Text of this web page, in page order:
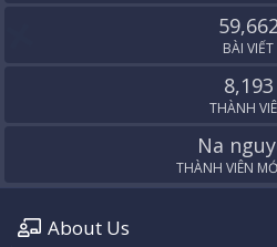
59,662
BÀI VIẾT
8,193
THÀNH
Na
THÀNH VIÊN
About Us